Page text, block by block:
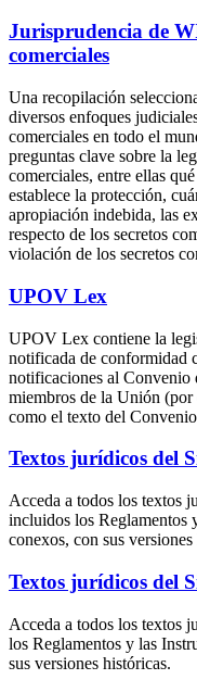
Jurisprudencia de
comerciales
Una recopilación
diversos enfoques
comerciales en todo el
preguntas clave sobre la
comerciales, entre ellas
establece la protección,
apropiación indebida, las
respecto de los secretos
violación de los secretos
UPOV Lex
UPOV Lex contiene la
notificada de conformidad
notificaciones al Convenio
miembros de la Unión (por
como el texto del
Textos jurídicos del
Acceda a todos los textos
incluidos los Reglamentos
conexos, con sus versiones
Textos jurídicos del
Acceda a todos los textos
los Reglamentos y las
sus versiones históricas.